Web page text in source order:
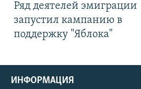
Ряд деятелей эмиграции
запустил кампанию в
поддержку "Яблока"
ИНФОРМАЦИЯ